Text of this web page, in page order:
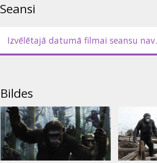
Seansi
Izvēlētajā datumā filmai seansu nav.
Bildes